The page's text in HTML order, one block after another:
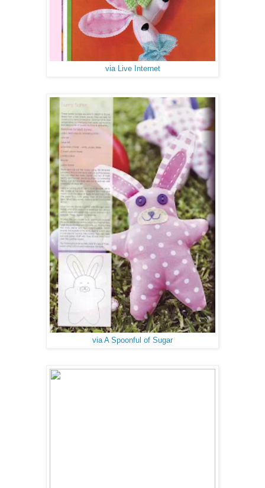
via Live Internet
via A Spoonful of Sugar